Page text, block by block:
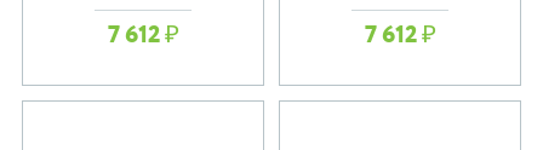
7 612 ₽ 7 612 ₽